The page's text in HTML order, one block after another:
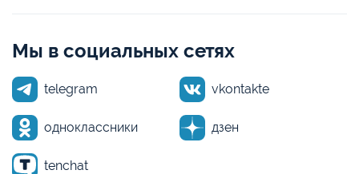
Мы в социальных сетях
telegram vkontakte
одноклассники дзен
tenchat